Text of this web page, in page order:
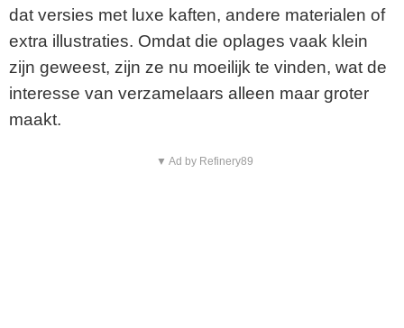
dat versies met luxe kaften, andere materialen of
extra illustraties. Omdat die oplages vaak klein
zijn geweest, zijn ze nu moeilijk te vinden, wat de
interesse van verzamelaars alleen maar groter
maakt.
▼ Ad by Refinery89